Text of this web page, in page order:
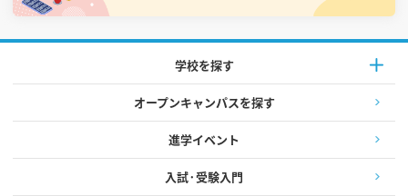
学校を探す
オープンキャンパスを探す
進学イベント
入試·受験入門